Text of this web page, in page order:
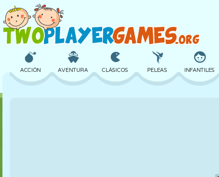
ACCIÓN AVENTURA CLÁSICOS PELEAS INFANTILES